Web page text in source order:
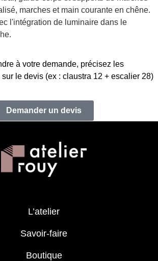
marches et main courante en chêne.
l'intégration de luminaire dans le
à votre demande, précisez les
le devis (ex : claustra 12 + escalier 28)
Demander un devis
L’atelier
Savoir-faire
Boutique